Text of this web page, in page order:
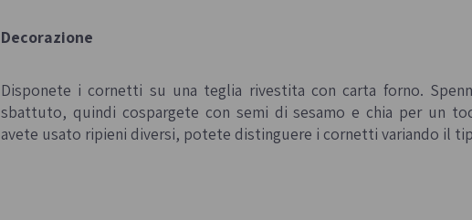
Decorazione
Disponete i cornetti su una teglia rivestita con carta forno.
sbattuto, quindi cospargete con semi di sesamo e chia per un
avete usato ripieni diversi, potete distinguere i cornetti variando il